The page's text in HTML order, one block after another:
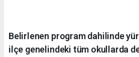
Belirlenen program dahilinde
ilçe genelindeki tüm okullarda